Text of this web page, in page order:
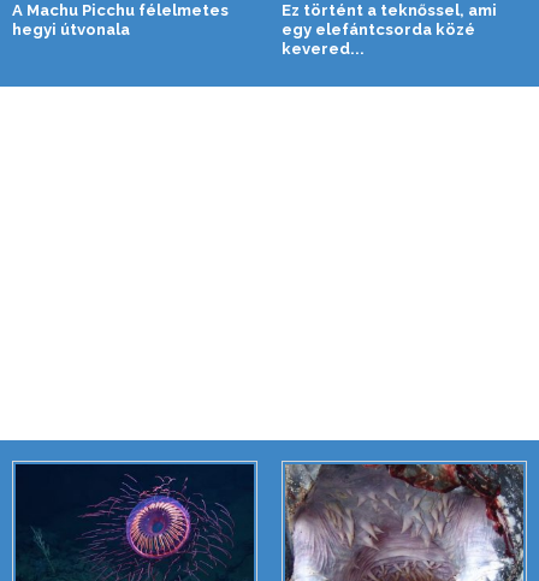
A Machu Picchu félelmetes
hegyi útvonala
Ez történt a teknőssel, ami
egy elefántcsorda közé
kevered...